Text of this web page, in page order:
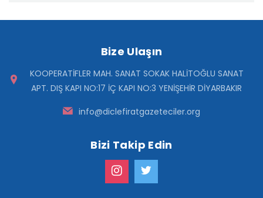
Bize Ulaşın
KOOPERATİFLER MAH. SANAT SOKAK HALİTOĞLU SANAT
APT. DIŞ KAPI NO:17 İÇ KAPI NO:3 YENİŞEHİR DİYARBAKIR
info@diclefiratgazeteciler.org
Bizi Takip Edin